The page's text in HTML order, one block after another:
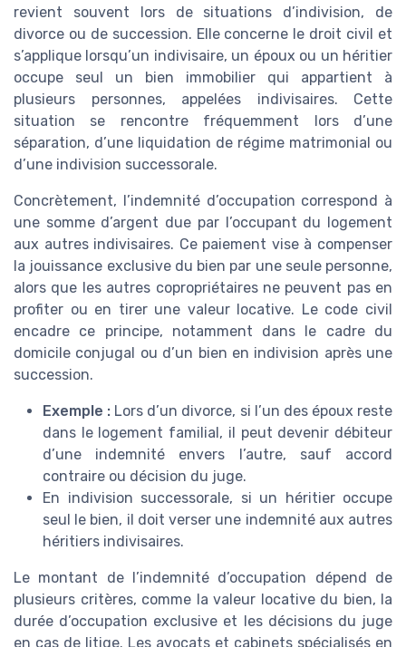
revient souvent lors de situations d’indivision, de
divorce ou de succession. Elle concerne le droit civil et
s’applique lorsqu’un indivisaire, un époux ou un héritier
occupe seul un bien immobilier qui appartient à
plusieurs personnes, appelées indivisaires. Cette
situation se rencontre fréquemment lors d’une
séparation, d’une liquidation de régime matrimonial ou
d’une indivision successorale.
Concrètement, l’indemnité d’occupation correspond à
une somme d’argent due par l’occupant du logement
aux autres indivisaires. Ce paiement vise à compenser
la jouissance exclusive du bien par une seule personne,
alors que les autres copropriétaires ne peuvent pas en
profiter ou en tirer une valeur locative. Le code civil
encadre ce principe, notamment dans le cadre du
domicile conjugal ou d’un bien en indivision après une
succession.
Exemple : Lors d’un divorce, si l’un des époux reste
dans le logement familial, il peut devenir débiteur
d’une indemnité envers l’autre, sauf accord
contraire ou décision du juge.
En indivision successorale, si un héritier occupe
seul le bien, il doit verser une indemnité aux autres
héritiers indivisaires.
Le montant de l’indemnité d’occupation dépend de
plusieurs critères, comme la valeur locative du bien, la
durée d’occupation exclusive et les décisions du juge
en cas de litige. Les avocats et cabinets spécialisés en